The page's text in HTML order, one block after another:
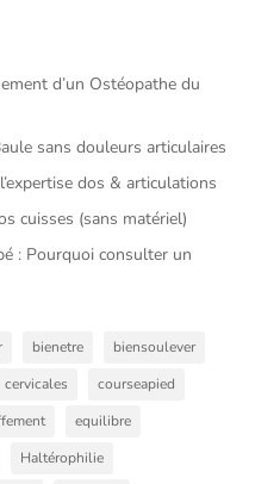
d’un Ostéopathe du
sans douleurs articulaires
dos & articulations
cuisses (sans matériel)
: Pourquoi consulter un
bienetre
biensoulever
cervicales
courseapied
equilibre
Haltérophilie